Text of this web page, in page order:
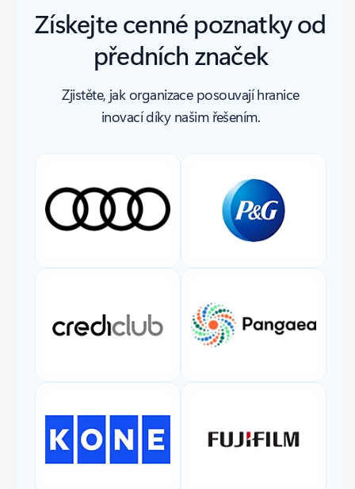
Získejte cenné poznatky od
předních značek
Zjistěte, jak organizace posouvají hranice
inovací díky našim řešením.